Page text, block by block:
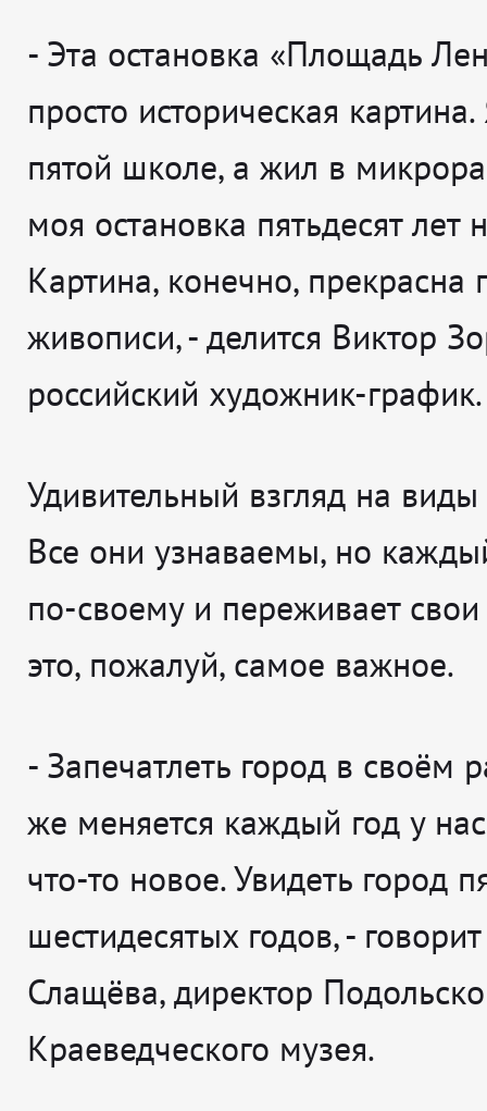
- Эта остановка «Площадь
просто историческая
пятой школе, а жил в
моя остановка пятьдесят лет
Картина, конечно, прекрасна
живописи, - делится Виктор
российский художник-график.
Удивительный взгляд на
Все они узнаваемы, но
по-своему и переживает
это, пожалуй, самое важное.
- Запечатлеть город в своём
же меняется каждый год у
что-то новое. Увидеть город
шестидесятых годов, - говорит
Слащёва, директор
Краеведческого музея.